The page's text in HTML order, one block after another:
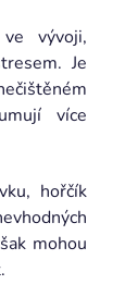
ve vývoji,
Je
více
hořčík
mohou